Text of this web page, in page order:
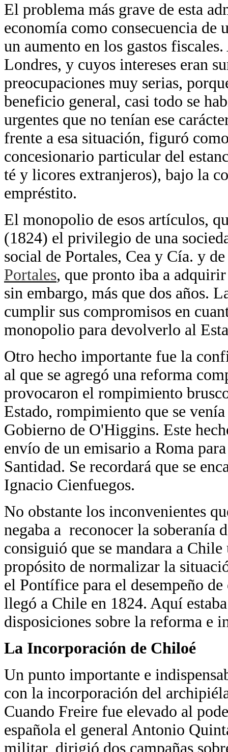
El problema más grave de esta
economía como consecuencia de
un aumento en los gastos
Londres, y cuyos intereses eran
preocupaciones muy serias,
beneficio general, casi todo se
urgentes que no tenían ese
frente a esa situación, figuró
concesionario particular del
té y licores extranjeros), bajo la
empréstito.
El monopolio de esos artículos,
(1824) el privilegio de una
social de Portales, Cea y Cía. y
Portales, que pronto iba a
sin embargo, más que dos años.
cumplir sus compromisos en
monopolio para devolverlo al
Otro hecho importante fue la
al que se agregó una reforma
provocaron el rompimiento
Estado, rompimiento que se
Gobierno de O'Higgins. Este
envío de un emisario a Roma
Santidad. Se recordará que se
Ignacio Cienfuegos.
No obstante los inconvenientes
negaba a reconocer la soberanía
consiguió que se mandara a
propósito de normalizar la
el Pontífice para el desempeño
llegó a Chile en 1824. Aquí
disposiciones sobre la reforma e
La Incorporación de Chiloé
Un punto importante e
con la incorporación del
Cuando Freire fue elevado al
española el general Antonio
militar, dirigió dos campañas